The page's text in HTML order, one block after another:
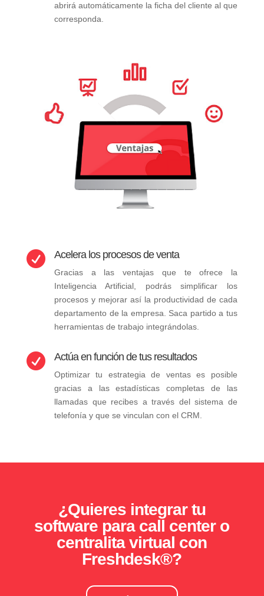
abrirá automáticamente la ficha del cliente al que
corresponda.
 Acelera los procesos de venta
Gracias a las ventajas que te ofrece la
Inteligencia Artificial, podrás simplificar los
procesos y mejorar así la productividad de cada
departamento de la empresa. Saca partido a tus
herramientas de trabajo integrándolas.
 Actúa en función de tus resultados
Optimizar tu estrategia de ventas es posible
gracias a las estadísticas completas de las
llamadas que recibes a través del sistema de
telefonía y que se vinculan con el CRM.
¿Quieres integrar tu
software para call center o
centralita virtual con
Freshdesk®?